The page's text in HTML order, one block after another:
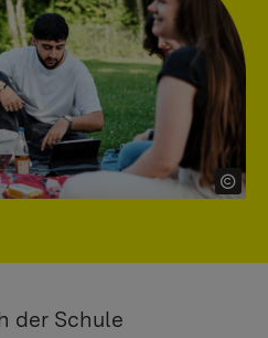
der Schule